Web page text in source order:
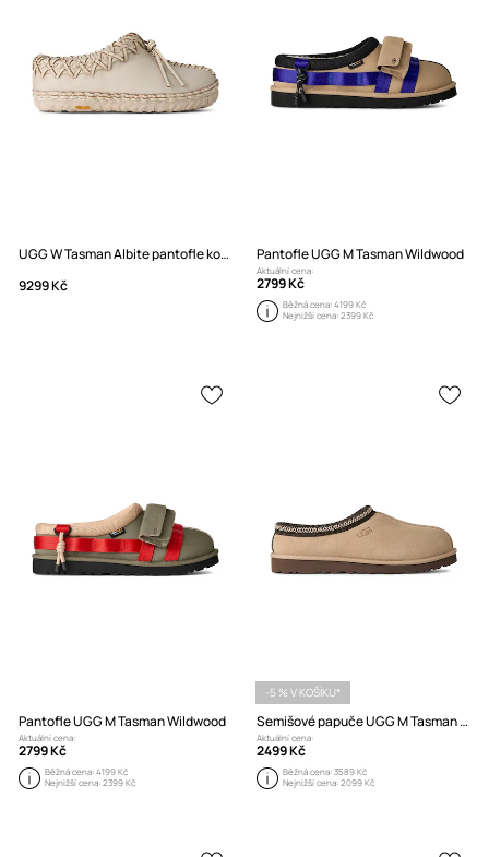
UGG W Tasman Albite pantofle kožené
9299 Kč
Pantofle UGG M Tasman Wildwood
Aktuální cena:
2799 Kč
Běžná cena:4199 Kč
Nejnižší cena:2399 Kč
Pantofle UGG M Tasman Wildwood
Aktuální cena:
2799 Kč
Běžná cena:4199 Kč
Nejnižší cena:2399 Kč
-5 % V KOŠÍKU*
Semišové papuče UGG M Tasman II
Aktuální cena:
2499 Kč
Běžná cena:3589 Kč
Nejnižší cena:2099 Kč